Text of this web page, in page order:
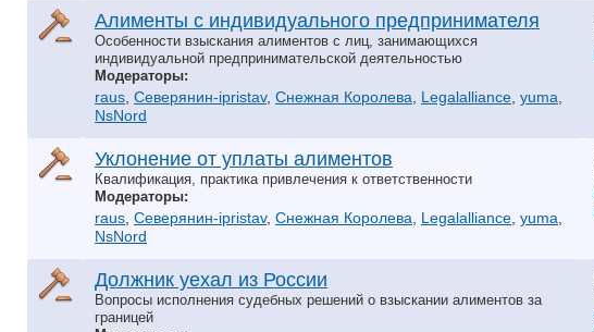
Алименты с индивидуального предпринимателя
Особенности взыскания алиментов с лиц, занимающихся
индивидуальной предпринимательской деятельностью
Модераторы:
raus Северянин-ipristav, Снежная Королева Legalalliance yuma
NsNord
Уклонение от уплаты алиментов
Квалификация, практика привлечения к ответственности
Модераторы:
raus Северянин-ipristav, Снежная Королева Legalalliance yuma
NsNord
Должник уехал из России
Вопросы исполнения судебных решений о взыскании алиментов за
границей